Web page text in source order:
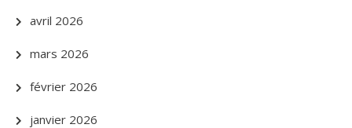
avril 2026
mars 2026
février 2026
janvier 2026